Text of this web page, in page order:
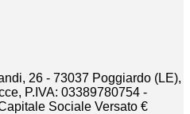
26 - 73037 Poggiardo (LE),
P.IVA: 03389780754 -
Sociale Versato €